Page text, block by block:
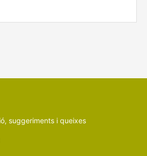
suggeriments i queixes